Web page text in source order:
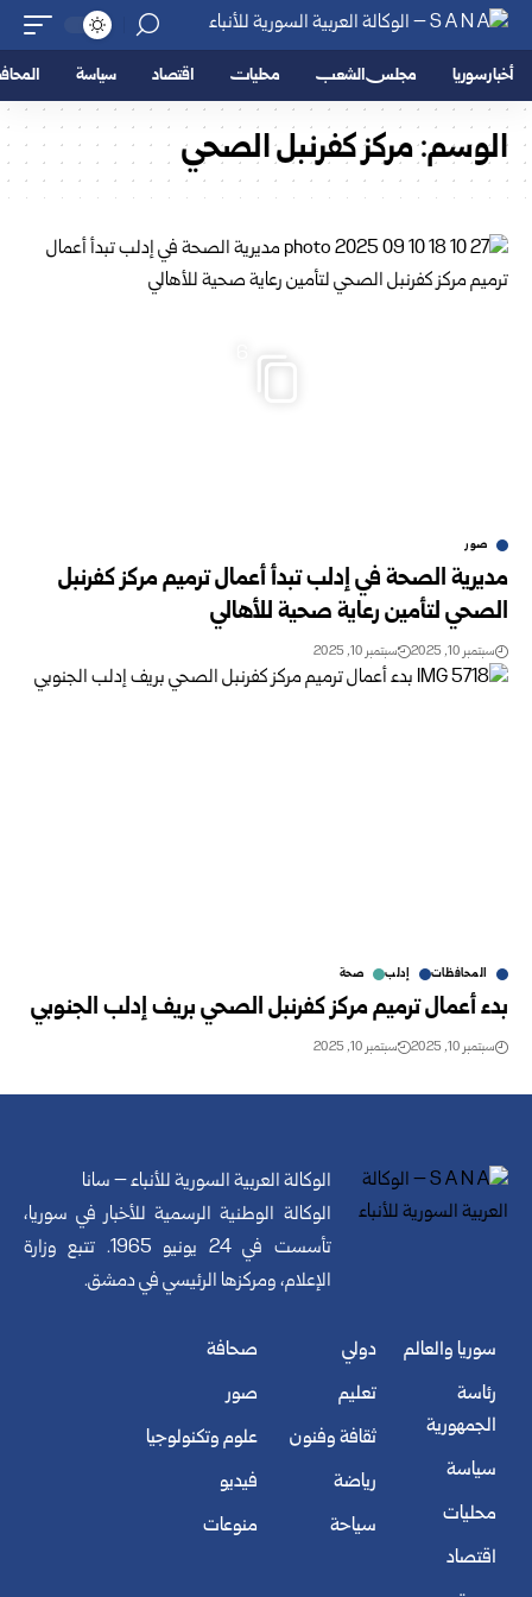
أخبار سوريا مجلس الشعب محليات اقتصاد سياسة
الوسم:مركز كفرنبل الصحي
صور
مديرية الصحة في إدلب تبدأ أعمال ترميم مركز كفرنبل
الصحي لتأمين رعاية صحية للأهالي
سبتمبر 10, 2025 سبتمبر 10, 2025
المحافظات إدلب صحة
بدء أعمال ترميم مركز كفرنبل الصحي بريف إدلب الجنوبي
سبتمبر 10, 2025 سبتمبر 10, 2025
الوكالة العربية السورية للأنباء – سانا
الوكالة الوطنية الرسمية للأخبار في سوريا،
تأسست في 24 يونيو 1965. تتبع وزارة
الإعلام، ومركزها الرئيسي في دمشق.
سوريا والعالم
رئاسة
الجمهورية
سياسة
محليات
اقتصاد
دولي
تعليم
ثقافة وفنون
رياضة
سياحة
صحافة
صور
علوم وتكنولوجيا
فيديو
منوعات